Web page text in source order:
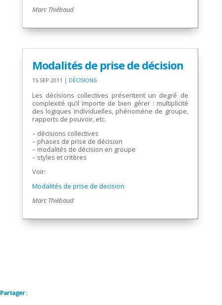
Marc Thiébaud
Modalités de prise de décision
15 SEP 2011 | DÉCISIONS
Les décisions collectives présentent un degré de
complexité qu’il importe de bien gérer : multiplicité
des logiques individuelles, phénomène de groupe,
rapports de pouvoir, etc.
– décisions collectives
– phases de prise de décision
– modalités de décision en groupe
– styles et critères
Voir:
Modalités de prise de decision
Marc Thiébaud
Partager :